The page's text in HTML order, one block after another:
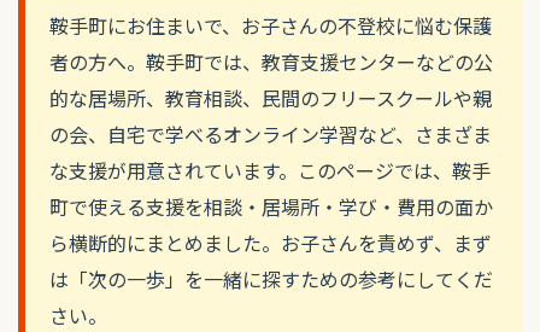
鞍手町にお住まいで、お子さんの不登校に悩む保護
者の方へ。鞍手町では、教育支援センターなどの公
的な居場所、教育相談、民間のフリースクールや親
の会、自宅で学べるオンライン学習など、さまざま
な支援が用意されています。このページでは、鞍手
町で使える支援を相談・居場所・学び・費用の面か
ら横断的にまとめました。お子さんを責めず、まず
は「次の一歩」を一緒に探すための参考にしてくだ
さい。